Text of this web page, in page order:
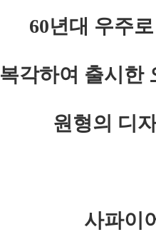
60년대 우주
복각하여 출시한
원형의 디
사파이